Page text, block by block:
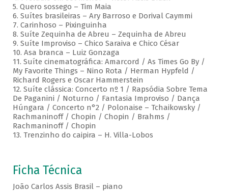
5. Quero sossego – Tim Maia
6. Suítes brasileiras – Ary Barroso e Dorival Caymmi
7. Carinhoso – Pixinguinha
8. Suíte Zequinha de Abreu – Zequinha de Abreu
9. Suíte Improviso – Chico Saraiva e Chico César
10. Asa branca – Luiz Gonzaga
11. Suíte cinematográfica: Amarcord / As Times Go By /
My Favorite Things – Nino Rota / Herman Hypfeld /
Richard Rogers e Oscar Hammerstein
12. Suíte clássica: Concerto nº 1 / Rapsódia Sobre Tema
De Paganini / Noturno / Fantasia Improviso / Dança
Húngara / Concerto n°2 / Polonaise – Tchaikowsky /
Rachmaninoff / Chopin / Chopin / Brahms /
Rachmaninoff / Chopin
13. Trenzinho do caipira – H. Villa-Lobos
Ficha Técnica
João Carlos Assis Brasil – piano